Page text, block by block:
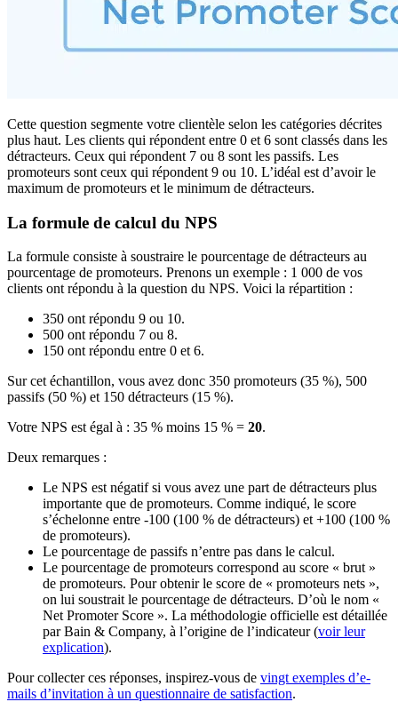
Cette question segmente votre clientèle selon les catégories décrites
plus haut. Les clients qui répondent entre 0 et 6 sont classés dans les
détracteurs. Ceux qui répondent 7 ou 8 sont les passifs. Les
promoteurs sont ceux qui répondent 9 ou 10. L’idéal est d’avoir le
maximum de promoteurs et le minimum de détracteurs.
La formule de calcul du NPS
La formule consiste à soustraire le pourcentage de détracteurs au
pourcentage de promoteurs. Prenons un exemple : 1 000 de vos
clients ont répondu à la question du NPS. Voici la répartition :
350 ont répondu 9 ou 10.
500 ont répondu 7 ou 8.
150 ont répondu entre 0 et 6.
Sur cet échantillon, vous avez donc 350 promoteurs (35 %), 500
passifs (50 %) et 150 détracteurs (15 %).
Votre NPS est égal à : 35 % moins 15 % = 20.
Deux remarques :
Le NPS est négatif si vous avez une part de détracteurs plus
importante que de promoteurs. Comme indiqué, le score
s’échelonne entre -100 (100 % de détracteurs) et +100 (100 %
de promoteurs).
Le pourcentage de passifs n’entre pas dans le calcul.
Le pourcentage de promoteurs correspond au score « brut »
de promoteurs. Pour obtenir le score de « promoteurs nets »,
on lui soustrait le pourcentage de détracteurs. D’où le nom «
Net Promoter Score ». La méthodologie officielle est détaillée
par Bain & Company, à l’origine de l’indicateur (voir leur
explication).
Pour collecter ces réponses, inspirez-vous de vingt exemples d’e-
mails d’invitation à un questionnaire de satisfaction.